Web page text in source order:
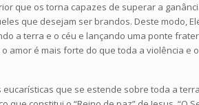
que os torna capazes de superar a
que desejam ser brandos. Deste modo,
a terra e o céu e lançando uma ponte
é mais forte do que toda a violência e
que se estende sobre toda a